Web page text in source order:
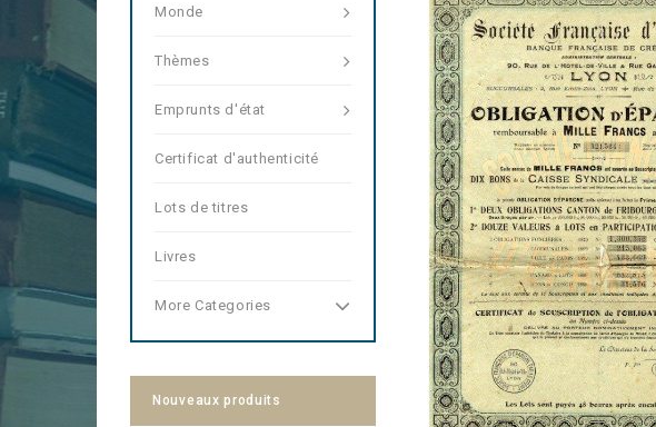
Monde
Thèmes
Emprunts d'état
Certificat d'authenticité
Lots de titres
Livres
More Categories
Nouveaux produits